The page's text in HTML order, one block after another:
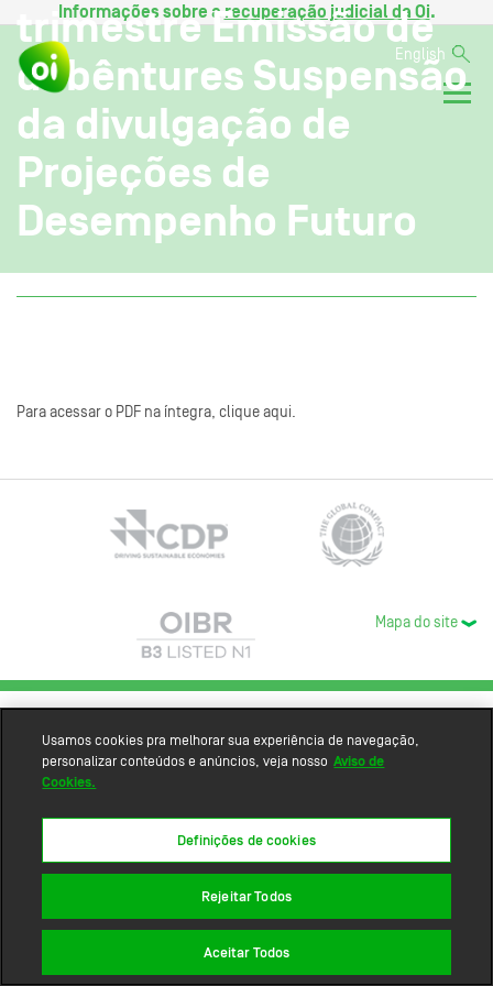
Informações sobre a recuperação judicial da Oi.
English
trimestre Emissão de
debêntures Suspensão
da divulgação de
Projeções de
Desempenho Futuro
Para acessar o PDF na íntegra, clique aqui.
Mapa do site
Usamos cookies pra melhorar sua experiência de navegação,
personalizar conteúdos e anúncios, veja nosso Aviso de
Cookies.
Definições de cookies
Rejeitar Todos
Aceitar Todos